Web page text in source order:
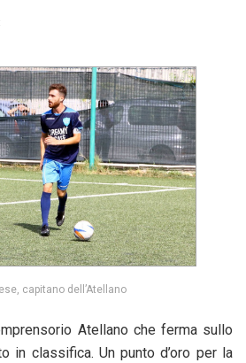
capitano dell’Atellano
Atellano che ferma sullo
in classifica. Un punto d’oro per la